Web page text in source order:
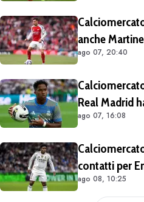
anche
ago 07, 20:40
Real Madrid
Endrick in
ago 07, 16:08
contatti per
ago 08, 10:25